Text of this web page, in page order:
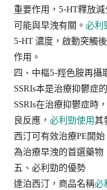
重要作用，5-HT釋放
可能與早洩有關。 必利
5-HT 濃度，啟動突觸
作用。
四、中樞5-羥色胺再攝
SSRIs本是治療抑鬱症
SSRIs在治療抑鬱症時
良反應， 必利勁使用其
西汀可有效治療PE開
為治療早洩的首選藥物
五、必利勁的優勢
達泊西汀，商品名稱必